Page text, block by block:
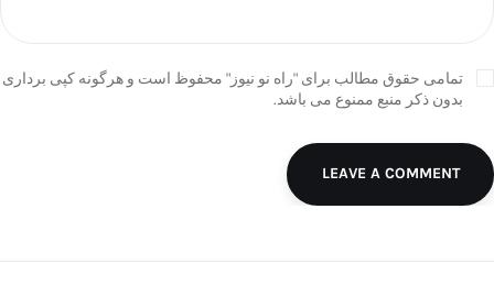
تمامی حقوق مطالب برای "راه نو نیوز" محفوظ است و هرگونه کپی برداری
بدون ذکر منبع ممنوع می باشد.
LEAVE A COMMENT